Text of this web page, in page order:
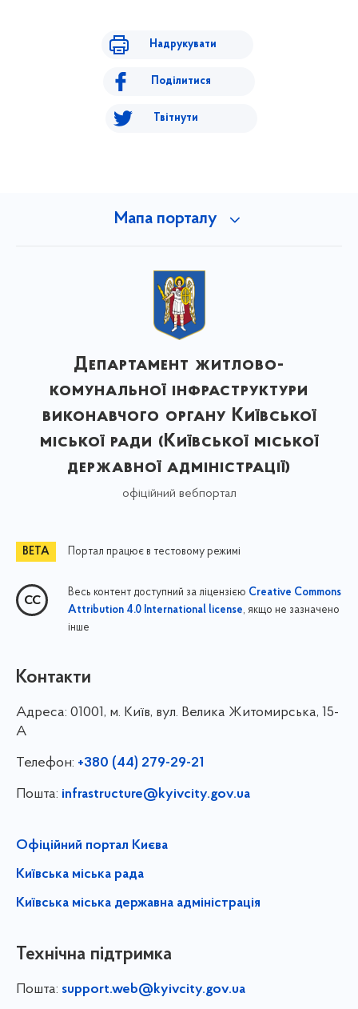
Надрукувати
Поділитися
Твітнути
Мапа порталу
Департамент житлово-
комунальної інфраструктури
виконавчого органу Київської
міської ради (Київської міської
державної адміністрації)
офіційний вебпортал
Портал працює в тестовому режимі
Весь контент доступний за ліцензією Creative Commons
Attribution 4.0 International license, якщо не зазначено
інше
Контакти
Адреса: 01001, м. Київ, вул. Велика Житомирська, 15-
А
Телефон: +380 (44) 279-29-21
Пошта: infrastructure@kyivcity.gov.ua
Офіційний портал Києва
Київська міська рада
Київська міська державна адміністрація
Технічна підтримка
Пошта: support.web@kyivcity.gov.ua